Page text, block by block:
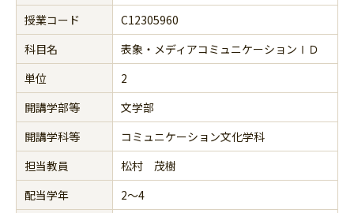
授業コード
C12305960
科目名
表象・メディアコミュニケーションⅠＤ
単位
2
開講学部等
文学部
開講学科等
コミュニケーション文化学科
担当教員
松村 茂樹
配当学年
2～4